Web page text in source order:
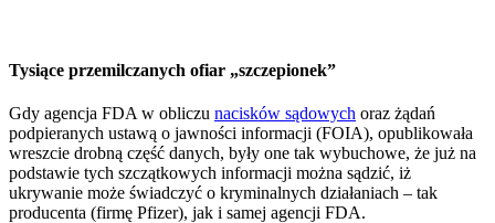
Tysiące przemilczanych ofiar „szczepionek”
Gdy agencja FDA w obliczu nacisków sądowych oraz żądań
podpieranych ustawą o jawności informacji (FOIA), opublikowała
wreszcie drobną część danych, były one tak wybuchowe, że już na
podstawie tych szczątkowych informacji można sądzić, iż
ukrywanie może świadczyć o kryminalnych działaniach – tak
producenta (firmę Pfizer), jak i samej agencji FDA.